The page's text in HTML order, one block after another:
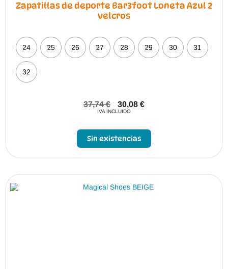
Zapatillas de deporte Bar3foot Loneta Azul 2
velcros
24 25 26 27 28 29 30 31
32
37,74€ 30,08 €
IVA INCLUIDO
Sin existencias